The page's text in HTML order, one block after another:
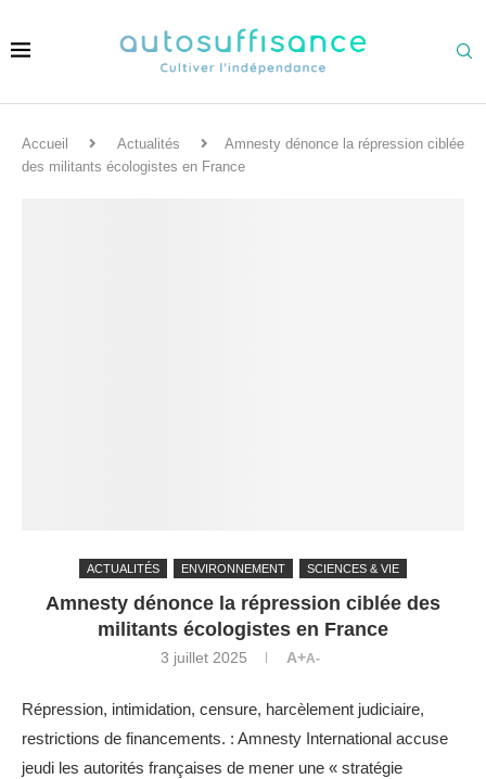
Accueil Actualités
Amnesty dénonce la répression ciblée
des militants écologistes en France
ACTUALITÉS ENVIRONNEMENT SCIENCES & VIE
Amnesty dénonce la répression ciblée des
militants écologistes en France
3 juillet 2025 A+A-
Répression, intimidation, censure, harcèlement judiciaire,
restrictions de financements. : Amnesty International accuse
jeudi les autorités françaises de mener une « stratégie